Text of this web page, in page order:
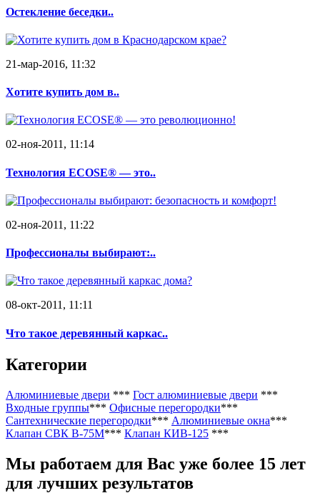
Остекление беседки..
21-мар-2016, 11:32
Хотите купить дом в..
02-ноя-2011, 11:14
Технология ECOSE® — это..
02-ноя-2011, 11:22
Профессионалы выбирают:..
08-окт-2011, 11:11
Что такое деревянный каркас..
Категории
Алюминиевые двери *** Гост алюминиевые двери ***
Входные группы*** Офисные перегородки***
Сантехнические перегородки*** Алюминиевые окна***
Клапан СВК В-75М*** Клапан КИВ-125 ***
Мы работаем для Вас уже более 15 лет
для лучших результатов